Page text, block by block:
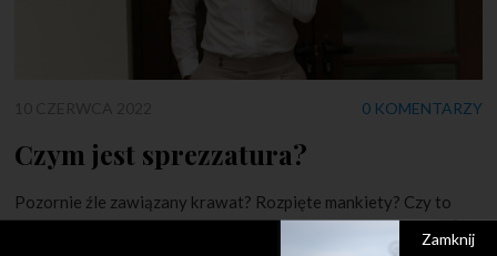
0 KOMENTARZY
Czym jest sprezzatura?
Pozornie źle zawiązany krawat? Rozpięte mankiety? Czy to
Zamknij